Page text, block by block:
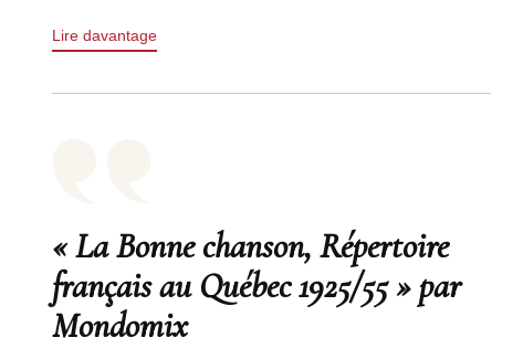
Lire davantage
« La Bonne chanson, Répertoire
français au Québec 1925/55 » par
Mondomix